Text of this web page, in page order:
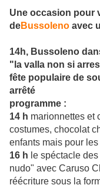
Une occasion pour
deBussoleno avec
14h, Bussoleno
"la valla non si
fête populaire de
arrêté
programme :
14 h marionnettes et
costumes, chocolat
enfants mais pour
16 h le spéctacle
nudo" avec Caruso
réécriture sous la